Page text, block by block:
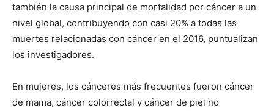
también la causa principal de mortalidad por cáncer a un
nivel global, contribuyendo con casi 20% a todas las
muertes relacionadas con cáncer en el 2016, puntualizan
los investigadores.
En mujeres, los cánceres más frecuentes fueron cáncer
de mama, cáncer colorrectal y cáncer de piel no